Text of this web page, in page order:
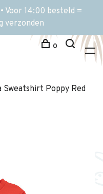
Voor 14:00 besteld =
verzonden
0
Sweatshirt Poppy Red